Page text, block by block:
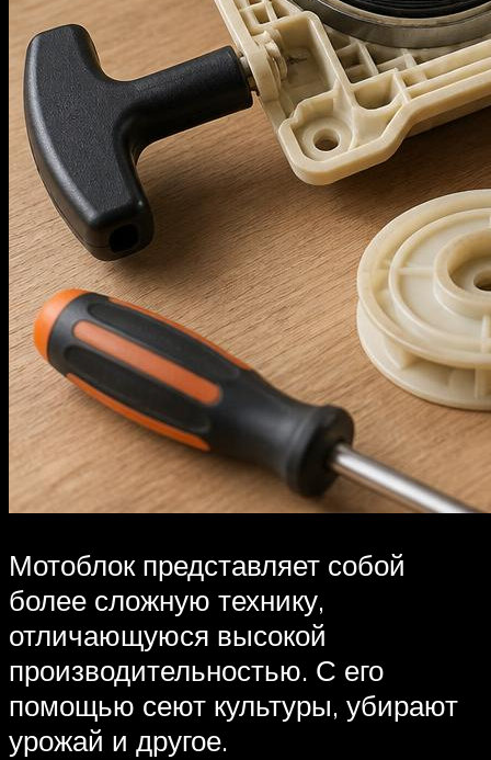
Мотоблок представляет собой
более сложную технику,
отличающуюся высокой
производительностью. С его
помощью сеют культуры, убирают
урожай и другое.